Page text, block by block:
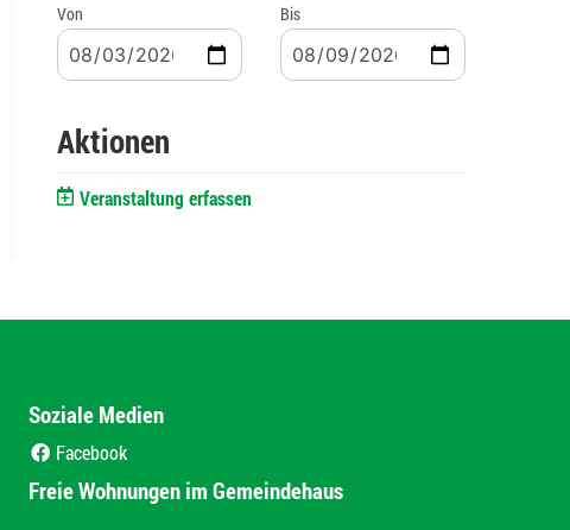
Von Bis
Aktionen
Veranstaltung erfassen
Soziale Medien
Facebook
Freie Wohnungen im Gemeindehaus